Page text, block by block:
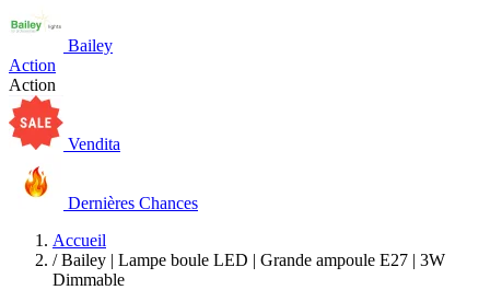
Bailey
Action
Action
Vendita
Dernières Chances
Accueil
/ Bailey | Lampe boule LED | Grande ampoule E27 | 3W
Dimmable